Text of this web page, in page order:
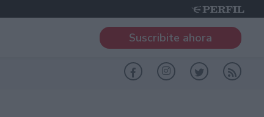
Suscribite ahora